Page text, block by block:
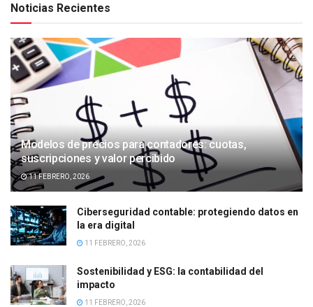
Noticias Recientes
Modelos de precios para contadores: cuotas,
suscripciones y valor percibido
11 FEBRERO, 2026
Ciberseguridad contable: protegiendo datos en
la era digital
11 FEBRERO, 2026
Sostenibilidad y ESG: la contabilidad del
impacto
11 FEBRERO, 2026